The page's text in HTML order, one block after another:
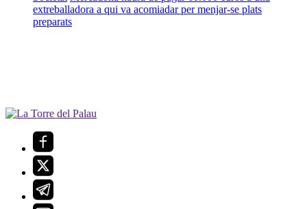
extreballadora a qui va acomiadar per menjar-se plats
preparats